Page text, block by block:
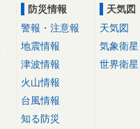
防災情報
警報・注意報
地震情報
津波情報
火山情報
台風情報
知る防災
天気図
天気図
気象衛星
世界衛星